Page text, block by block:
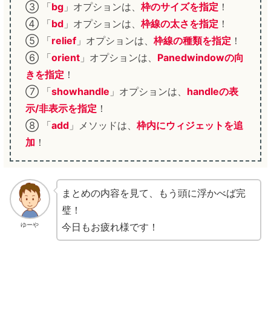
③ 「bg 」オプションは、 枠のサイズを指定 ！
④ 「bd 」オプションは、 枠線の太さを指定 ！
⑤ 「relief 」オプションは、 枠線の種類を指定 ！
⑥ 「orient 」オプションは、 Panedwindowの向
きを指定 ！
⑦ 「showhandle 」オプションは、 handleの表
示/非表示を指定 ！
⑧ 「add 」メソッドは、 枠内にウィジェットを追
加 ！
ゆーや
まとめの内容を見て、もう頭に浮かべば完
璧！
今日もお疲れ様です！